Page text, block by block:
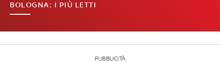
BOLOGNA: I PIÙ LETTI
PUBBLICITÀ